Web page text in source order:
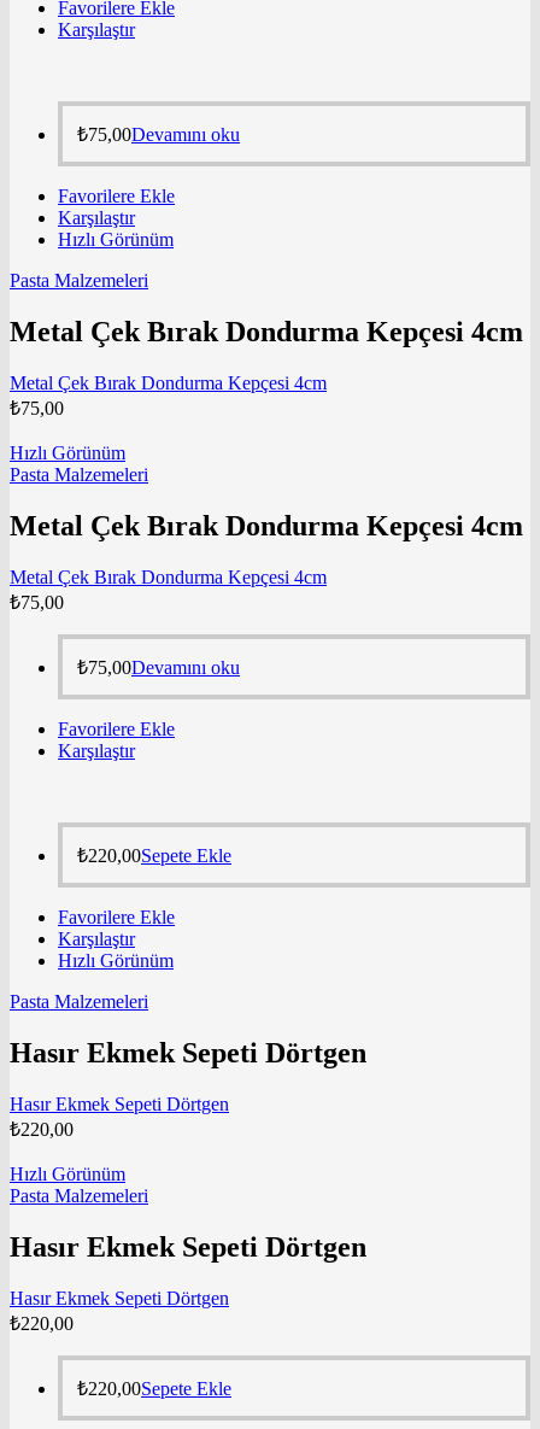
Favorilere Ekle
Karşılaştır
₺75,00Devamını oku
Favorilere Ekle
Karşılaştır
Hızlı Görünüm
Pasta Malzemeleri
Metal Çek Bırak Dondurma Kepçesi 4cm
Metal Çek Bırak Dondurma Kepçesi 4cm
₺75,00
Hızlı Görünüm
Pasta Malzemeleri
Metal Çek Bırak Dondurma Kepçesi 4cm
Metal Çek Bırak Dondurma Kepçesi 4cm
₺75,00
₺75,00Devamını oku
Favorilere Ekle
Karşılaştır
₺220,00Sepete Ekle
Favorilere Ekle
Karşılaştır
Hızlı Görünüm
Pasta Malzemeleri
Hasır Ekmek Sepeti Dörtgen
Hasır Ekmek Sepeti Dörtgen
₺220,00
Hızlı Görünüm
Pasta Malzemeleri
Hasır Ekmek Sepeti Dörtgen
Hasır Ekmek Sepeti Dörtgen
₺220,00
₺220,00Sepete Ekle